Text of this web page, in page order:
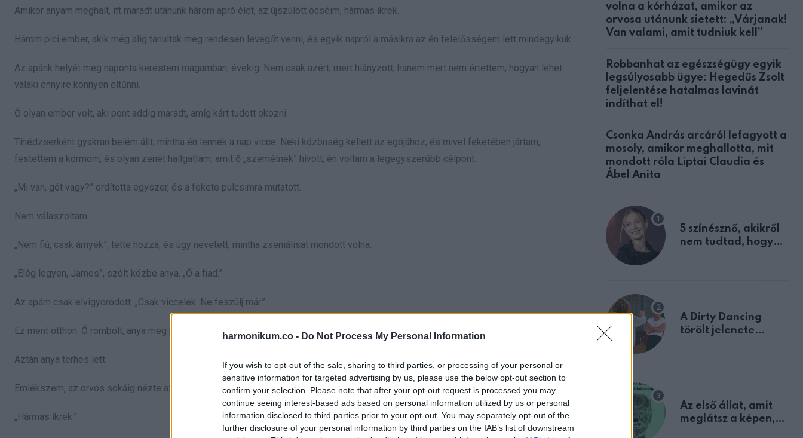
harmonikum.co - Do Not Process My Personal Information
If you wish to opt-out of the sale, sharing to third parties, or processing of your personal or
sensitive information for targeted advertising by us, please use the below opt-out section to
confirm your selection. Please note that after your opt-out request is processed you may
continue seeing interest-based ads based on personal information utilized by us or personal
information disclosed to third parties prior to your opt-out. You may separately opt-out of the
further disclosure of your personal information by third parties on the IAB’s list of downstream
Amikor anyám meghalt, itt maradt utánunk három apró élet, az újszülött öcséim, hármas ikrek.
Három pici ember, akik még alig tanultak meg rendesen levegőt venni, és egyik napról a másikra az én felelősségem lett mindegyikük.
Az apánk helyét meg naponta kerestem magamban, évekig. Nem csak azért, mert hiányzott, hanem mert nem értettem, hogyan lehet
valaki ennyire könnyen eltűnni.
Ő olyan ember volt, aki pont addig maradt, amíg kárt tudott okozni.
Tinédzserként gyakran belém állt, mintha én lennék a nap vicce. Neki közönség kellett az egójához, és mivel feketében jártam,
festettem a körmöm, és olyan zenét hallgattam, amit ő „szemétnek” hívott, én voltam a legegyszerűbb célpont.
„Mi van, gót vagy?” ordította egyszer, és a fekete pulcsimra mutatott.
Nem válaszoltam.
„Nem fiú, csak árnyék”, tette hozzá, és úgy nevetett, mintha zseniálisat mondott volna.
„Elég legyen, James”, szólt közbe anya. „Ő a fiad.”
Az apám csak elvigyorodott. „Csak viccelek. Ne feszülj már.”
Ez ment otthon. Ő rombolt, anya meg próbált körém falat húzni.
Aztán anya terhes lett.
Emlékszem, az orvos sokáig nézte az ultrahangot, aztán kimondta:
„Hármas ikrek.”
volna a kórházat, amikor az
orvosa utánunk sietett: „Várjanak!
Van valami, amit tudniuk kell”
Robbanhat az egészségügy egyik
legsúlyosabb ügye: Hegedűs Zsolt
feljelentése hatalmas lavinát
indíthat el!
Csonka András arcáról lefagyott a
mosoly, amikor meghallotta, mit
mondott róla Liptai Claudia és
Ábel Anita
5 színésznő, akikről
nem tudtad, hogy
A Dirty Dancing
törölt jelenete
Az első állat, amit
meglátsz a képen,